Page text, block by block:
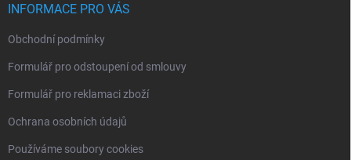
INFORMACE PRO VÁS
Obchodní podmínky
Formulář pro odstoupení od smlouvy
Formulář pro reklamaci zboží
Ochrana osobních údajů
Používáme soubory cookies